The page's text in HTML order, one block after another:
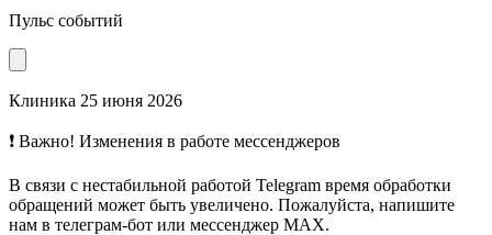
Пульс событий
Клиника 25 июня 2026
❗ Важно! Изменения в работе мессенджеров
В связи с нестабильной работой Telegram время обработки
обращений может быть увеличено. Пожалуйста, напишите
нам в телеграм-бот или мессенджер МАХ.